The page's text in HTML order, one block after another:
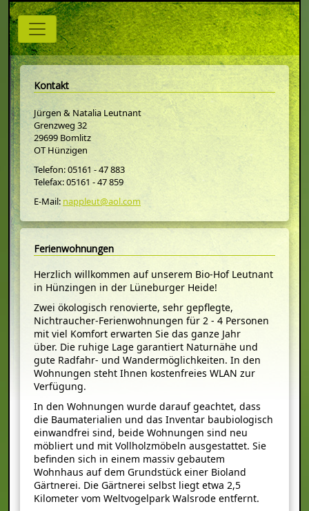
Kontakt
Jürgen & Natalia Leutnant
Grenzweg 32
29699 Bomlitz
OT Hünzigen
Telefon: 05161 - 47 883
Telefax: 05161 - 47 859
E-Mail: nappleut@aol.com
Ferienwohnungen
Herzlich willkommen auf unserem Bio-Hof Leutnant
in Hünzingen in der Lüneburger Heide!
Zwei ökologisch renovierte, sehr gepflegte,
Nichtraucher-Ferienwohnungen für 2 - 4 Personen
mit viel Komfort erwarten Sie das ganze Jahr
über. Die ruhige Lage garantiert Naturnähe und
gute Radfahr- und Wandermöglichkeiten. In den
Wohnungen steht Ihnen kostenfreies WLAN zur
Verfügung.
In den Wohnungen wurde darauf geachtet, dass
die Baumaterialien und das Inventar baubiologisch
einwandfrei sind, beide Wohnungen sind neu
möbliert und mit Vollholzmöbeln ausgestattet. Sie
befinden sich in einem massiv gebautem
Wohnhaus auf dem Grundstück einer Bioland
Gärtnerei. Die Gärtnerei selbst liegt etwa 2,5
Kilometer vom Weltvogelpark Walsrode entfernt.